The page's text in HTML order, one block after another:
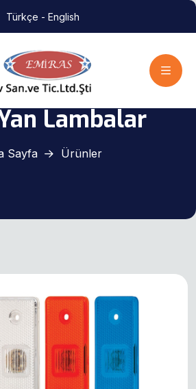
Türkçe - English
Lambalar
Sayfa Ürünler